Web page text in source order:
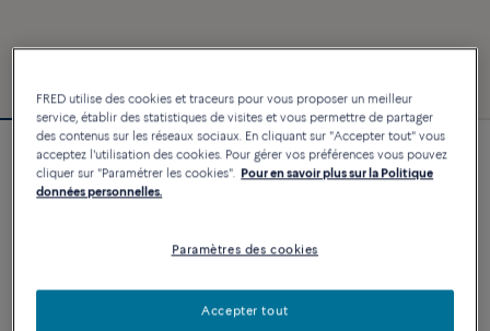
Bracelet Force 10
4 540 €
AJOUTER AU PANIER
FRED utilise des cookies et traceurs pour vous proposer un meilleur
service, établir des statistiques de visites et vous permettre de partager
des contenus sur les réseaux sociaux. En cliquant sur "Accepter tout" vous
acceptez l'utilisation des cookies. Pour gérer vos préférences vous pouvez
cliquer sur "Paramétrer les cookies". Pour en savoir plus sur la Politique
données personnelles.
Paramètres des cookies
Accepter tout